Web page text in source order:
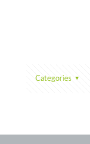
Categories